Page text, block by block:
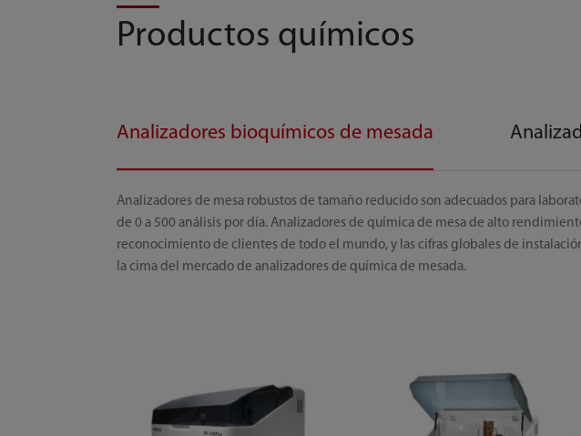
Productos químicos
Analizadores bioquímicos de mesada
Analizadores de mesa robustos de tamaño reducido son adecuados para
de 0 a 500 análisis por día. Analizadores de química de mesa de alto
reconocimiento de clientes de todo el mundo, y las cifras globales de
la cima del mercado de analizadores de química de mesada.